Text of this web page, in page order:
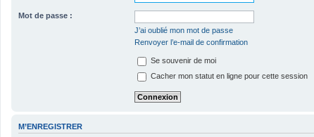
Mot de passe :
J’ai oublié mon mot de passe
Renvoyer l’e-mail de confirmation
Se souvenir de moi
Cacher mon statut en ligne pour cette session
M’ENREGISTRER